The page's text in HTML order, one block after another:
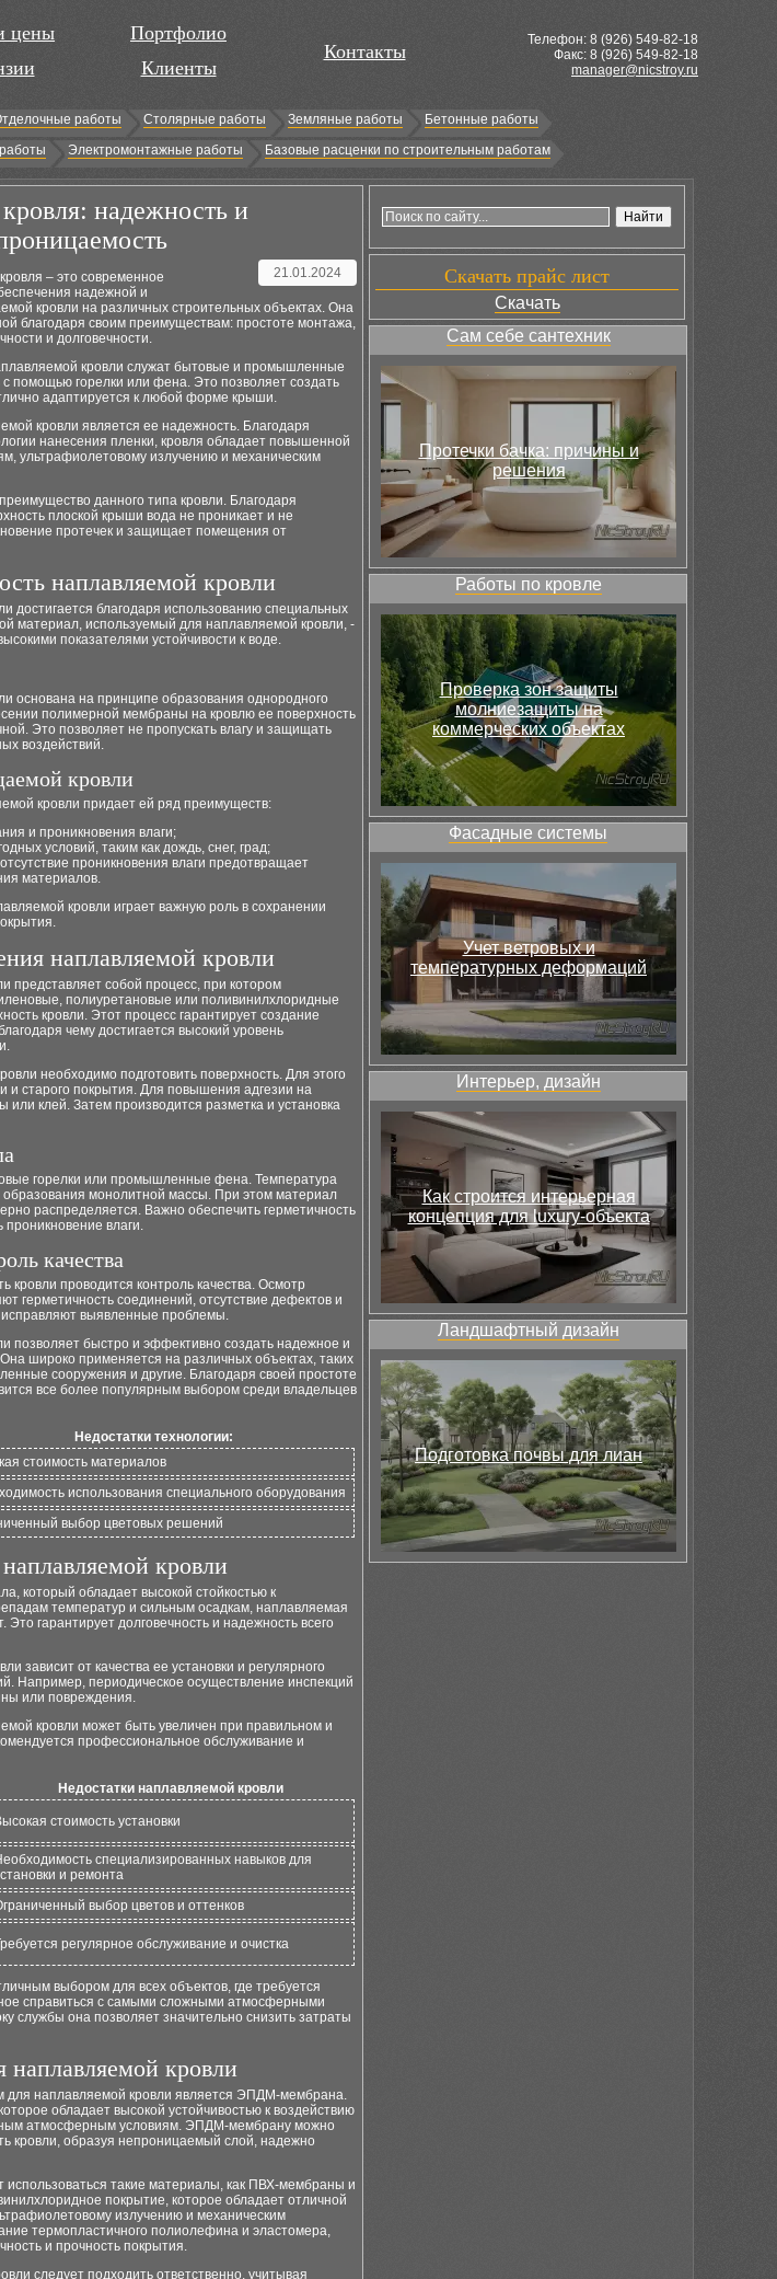
цены
Портфолио
Клиенты
Контакты
Телефон: 8 (926) 549-82-18
Факс: 8 (926) 549-82-18
manager@nicstroy.ru
работы Столярные работы Земляные работы
Бетонные работы
Электромонтажные работы Базовые расценки по строительным работам
надежность и
21.01.2024
– это современное
надежной и
кровли на различных строительных объектах. Она
благодаря своим преимуществам: простоте монтажа,
и долговечности.
кровли служат бытовые и промышленные
помощью горелки или фена. Это позволяет создать
адаптируется к любой форме крыши.
кровли является ее надежность. Благодаря
нанесения пленки, кровля обладает повышенной
ультрафиолетовому излучению и механическим
данного типа кровли. Благодаря
плоской крыши вода не проникает и не
протечек и защищает помещения от
наплавляемой кровли
достигается благодаря использованию специальных
материал, используемый для наплавляемой кровли, -
показателями устойчивости к воде.
основана на принципе образования однородного
полимерной мембраны на кровлю ее поверхность
Это позволяет не пропускать влагу и защищать
воздействий.
кровли
кровли придает ей ряд преимуществ:
и проникновения влаги;
условий, таким как дождь, снег, град;
проникновения влаги предотвращает
материалов.
кровли играет важную роль в сохранении
наплавляемой кровли
представляет собой процесс, при котором
полиуретановые или поливинилхлоридные
кровли. Этот процесс гарантирует создание
чему достигается высокий уровень
необходимо подготовить поверхность. Для этого
и старого покрытия. Для повышения адгезии на
или клей. Затем производится разметка и установка
горелки или промышленные фена. Температура
монолитной массы. При этом материал
распределяется. Важно обеспечить герметичность
проникновение влаги.
качества
кровли проводится контроль качества. Осмотр
герметичность соединений, отсутствие дефектов и
выявленные проблемы.
позволяет быстро и эффективно создать надежное и
широко применяется на различных объектах, таких
сооружения и другие. Благодаря своей простоте
все более популярным выбором среди владельцев
Недостатки технологии:
стоимость материалов
использования специального оборудования
выбор цветовых решений
кровли
который обладает высокой стойкостью к
температур и сильным осадкам, наплавляемая
гарантирует долговечность и надежность всего
зависит от качества ее установки и регулярного
Например, периодическое осуществление инспекций
или повреждения.
кровли может быть увеличен при правильном и
профессиональное обслуживание и
Недостатки наплавляемой кровли
стоимость установки
специализированных навыков для
и ремонта
выбор цветов и оттенков
регулярное обслуживание и очистка
выбором для всех объектов, где требуется
справиться с самыми сложными атмосферными
службы она позволяет значительно снизить затраты
кровли
наплавляемой кровли является ЭПДМ-мембрана.
обладает высокой устойчивостью к воздействию
атмосферным условиям. ЭПДМ-мембрану можно
кровли, образуя непроницаемый слой, надежно
использоваться такие материалы, как ПВХ-мембраны и
покрытие, которое обладает отличной
излучению и механическим
термопластичного полиолефина и эластомера,
и прочность покрытия.
следует подходить ответственно, учитывая
Скачать прайс лист
Скачать
Сам себе сантехник
Протечки бачка: причины и
решения
Работы по кровле
Проверка зон защиты
молниезащиты на
коммерческих объектах
Фасадные системы
Учет ветровых и
температурных деформаций
Интерьер, дизайн
Как строится интерьерная
концепция для luxury-объекта
Ландшафтный дизайн
Подготовка почвы для лиан